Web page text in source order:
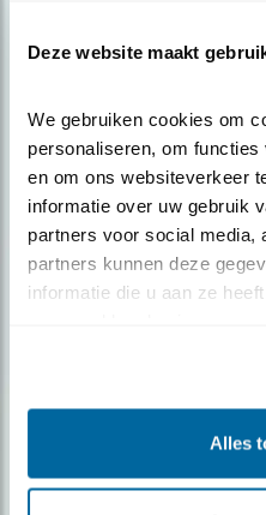
Deze website maakt
We gebruiken cookies om
personaliseren, om
en om ons websiteverkeer
informatie over uw gebruik
partners voor social media,
partners kunnen deze
informatie die u aan ze
Alles